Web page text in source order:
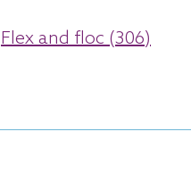
Flex and floc (306)